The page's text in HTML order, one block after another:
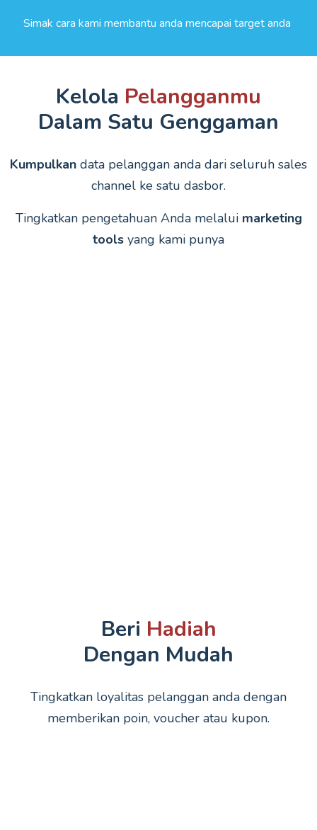
Simak cara kami membantu anda mencapai target anda
Kelola Pelangganmu
Dalam Satu Genggaman
Kumpulkan data pelanggan anda dari seluruh sales
channel ke satu dasbor.
Tingkatkan pengetahuan Anda melalui marketing
tools yang kami punya
Beri Hadiah
Dengan Mudah
Tingkatkan loyalitas pelanggan anda dengan
memberikan poin, voucher atau kupon.